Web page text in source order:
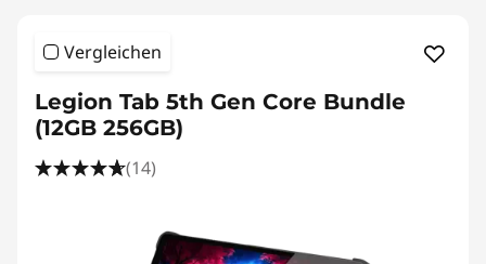
Vergleichen
Legion Tab 5th Gen Core Bundle
(12GB 256GB)
(14)